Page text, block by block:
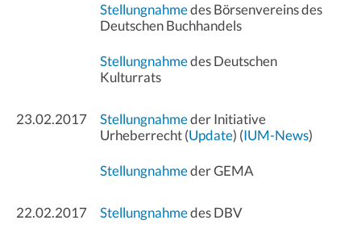
Stellungnahmedes Börsenvereins des
Deutschen Buchhandels
Stellungnahmedes Deutschen
Kulturrats
23.02.2017 Stellungnahmeder Initiative
Urheberrecht (Update) (IUM-News)
Stellungnahmeder GEMA
22.02.2017 Stellungnahmedes DBV